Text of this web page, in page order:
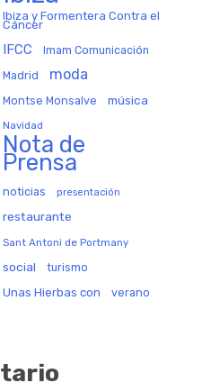
Ibiza y Formentera Contra el
Cáncer
IFCC Imam Comunicación
Madrid moda
Montse Monsalve música
Navidad
Nota de
Prensa
noticias presentación
restaurante
Sant Antoni de Portmany
social turismo
Unas Hierbas con verano